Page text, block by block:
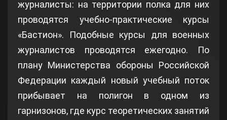
журналисты: на территории полка для них
проводятся учебно-практические курсы
«Бастион». Подобные курсы для военных
журналистов проводятся ежегодно. По
плану Министерства обороны Российской
Федерации каждый новый учебный поток
прибывает на полигон в одном из
гарнизонов, где курс теоретических занятий